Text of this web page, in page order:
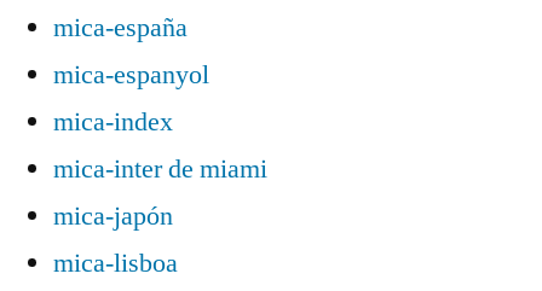
mica-españa
mica-espanyol
mica-index
mica-inter de miami
mica-japón
mica-lisboa